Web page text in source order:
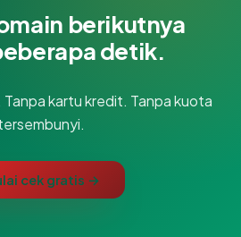
berikutnya
detik.
kartu kredit. Tanpa kuota
cek gratis →